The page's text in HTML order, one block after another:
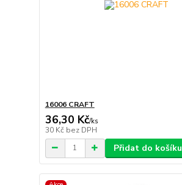
16006 CRAFT
36,30 Kč/ks
30 Kč bez DPH
Přidat do košíku